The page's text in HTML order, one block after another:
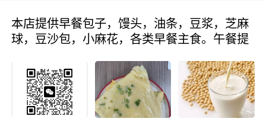
本店提供早餐包子，馒头，油条，豆浆，芝麻
球，豆沙包，小麻花，各类早餐主食。午餐提